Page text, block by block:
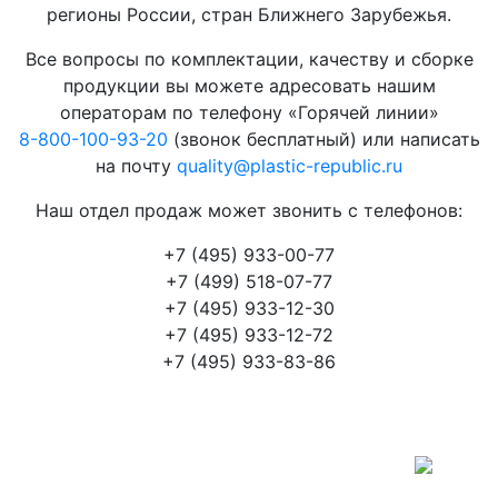
регионы России, стран Ближнего Зарубежья.
Все вопросы по комплектации, качеству и сборке
продукции вы можете адресовать нашим
операторам по телефону «Горячей линии»
8-800-100-93-20 (звонок бесплатный) или написать
на почту quality@plastic-republic.ru
Наш отдел продаж может звонить с телефонов:
+7 (495) 933-00-77
+7 (499) 518-07-77
+7 (495) 933-12-30
+7 (495) 933-12-72
+7 (495) 933-83-86